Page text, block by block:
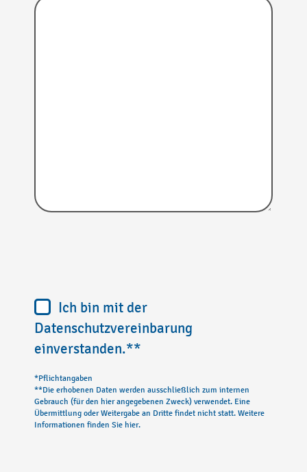
Ich bin mit der
Datenschutzvereinbarung
einverstanden.**
*Pflichtangaben
**Die erhobenen Daten werden ausschließlich zum internen
Gebrauch (für den hier angegebenen Zweck) verwendet. Eine
Übermittlung oder Weitergabe an Dritte findet nicht statt. Weitere
Informationen finden Sie hier.